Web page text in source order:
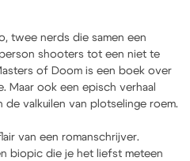
twee nerds die samen een
shooters tot een niet te
of Doom is een boek over
Maar ook een episch verhaal
valkuilen van plotselinge roem.
van een romanschrijver.
biopic die je het liefst meteen